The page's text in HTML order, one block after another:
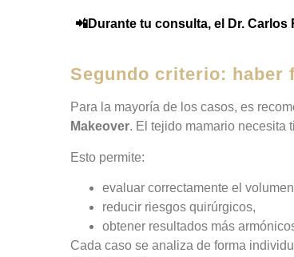
📲Durante tu consulta, el Dr.
Segundo criterio: haber
Para la mayoría de los casos, es
Makeover. El tejido mamario necesita
Esto permite:
evaluar correctamente el
reducir riesgos quirúrgicos,
obtener resultados más
Cada caso se analiza de forma